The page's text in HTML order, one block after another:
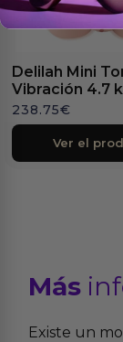
Delilah Mini
Vibración 4.7
238.75€
Ver el
Más
Existe un